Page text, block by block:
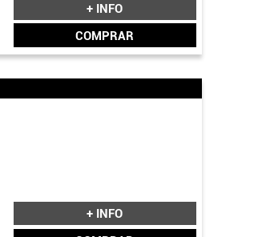
+ INFO
COMPRAR
+ INFO